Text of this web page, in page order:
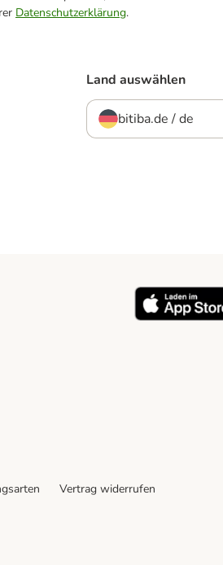
Datenschutzerklärung.
Land auswählen
bitiba.de / de
Vertrag widerrufen